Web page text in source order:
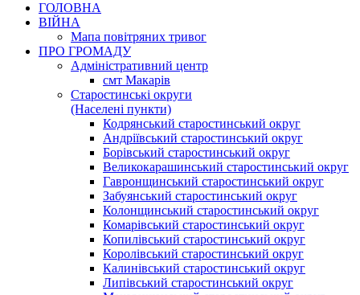
ГОЛОВНА
ВІЙНА
Мапа повітряних тривог
ПРО ГРОМАДУ
Aдміністративний центр
смт Макарів
Старостинські округи
(Населені пункти)
Кодрянський старостинський округ
Андріївський старостинський округ
Борівський старостинський округ
Великокарашинський старостинський округ
Гавронщинський старостинський округ
Забуянський старостинський округ
Колонщинський старостинський округ
Комарівський старостинський округ
Копилівський старостинський округ
Королівський старостинський округ
Калинівський старостинський округ
Липівський старостинський округ